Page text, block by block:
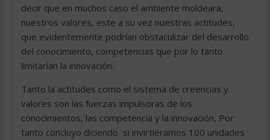
decir que en muchos caso el ambiente moldeara,
nuestros valores, este a su vez nuestras actitudes,
que evidentemente podrían obstaculizar del desarrollo
del conocimiento, competencias que por lo tanto
limitarían la innovación.
Tanto la actitudes como el sistema de creencias y
valores son las fuerzas impulsoras de los
conocimientos, las competencia y la innovación, Por
tanto concluyo diciendo  si invirtiéramos 100 unidades